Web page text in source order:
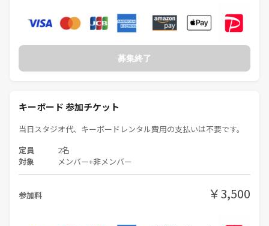
募集終了
キーボード 参加チケット
当日スタジオ代、キーボードレンタル費用の支払いは不要です。
定員 2名
対象 メンバー+非メンバー
参加料 ￥3,500